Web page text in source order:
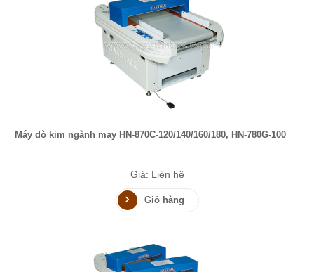
Máy dò kim ngành may HN-870C-120/140/160/180, HN-780G-100
Giá: Liên hệ
Giỏ hàng